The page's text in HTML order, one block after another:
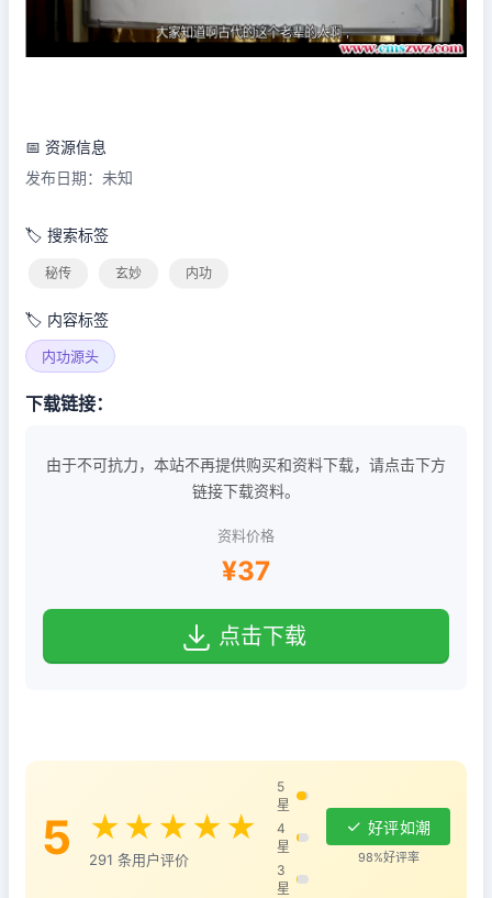
📅 资源信息
发布日期：未知
🏷️ 搜索标签
秘传 玄妙 内功
🏷️ 内容标签
内功源头
下载链接：
由于不可抗力，本站不再提供购买和资料下载，请点击下方
链接下载资料。
资料价格
¥37
点击下载
5 ★★★★★
291 条用户评价
5
星
4
星
3
星
好评如潮
98%好评率